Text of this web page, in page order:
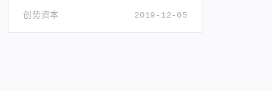
收听服务。
2019-12-05
创势资本